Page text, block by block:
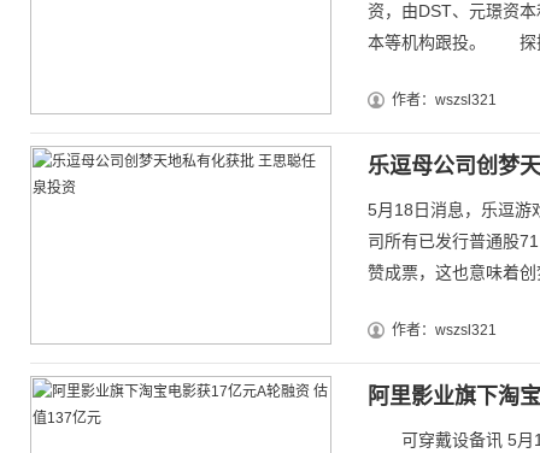
资，由DST、元璟资
本等机构跟投。 探
作者：wszsl321
乐逗母公司创梦
5月18日消息，乐逗游
司所有已发行普通股
赞成票，这也意味着
作者：wszsl321
阿里影业旗下淘
可穿戴设备讯 5月